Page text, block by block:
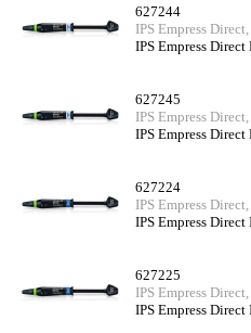
627244
IPS Empress
IPS Empress Direct
627245
IPS Empress
IPS Empress Direct
627224
IPS Empress
IPS Empress
627225
IPS Empress
IPS Empress